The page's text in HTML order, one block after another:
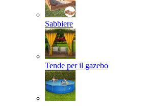
Sabbiere
Tende per il gazebo